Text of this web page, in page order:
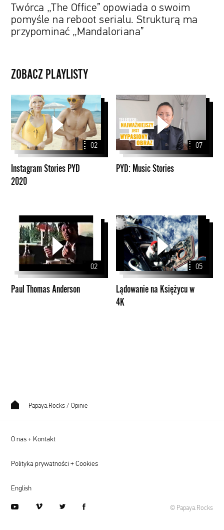
„Mandaloriana”
Twórca „The Office” opowiada o swoim
pomyśle na reboot serialu. Strukturą ma
przypominać „Mandaloriana”
ZOBACZ PLAYLISTY
Instagram
Stories
PYD
2020
02
Instagram Stories PYD
2020
PYD:
Stories
07
PYD: Music Stories
Paul
Thomas
Anderson
02
Paul Thomas Anderson
Lądowanie
Księżycu
05
Lądowanie na Księżycu w
4K
Papaya.Rocks / Opinie
O nas + Kontakt
Polityka prywatności + Cookies
English
© Papaya.Rocks
youtube vimeo twitter facebook